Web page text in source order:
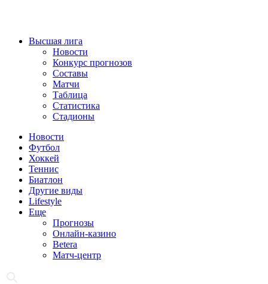
Высшая лига
Новости
Конкурс прогнозов
Составы
Матчи
Таблица
Статистика
Стадионы
Новости
Футбол
Хоккей
Теннис
Биатлон
Другие виды
Lifestyle
Еще
Прогнозы
Онлайн-казино
Betera
Матч-центр